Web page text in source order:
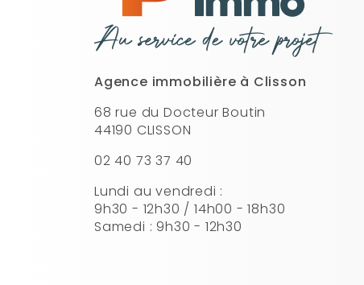
Agence immobilière à Clisson
68 rue du Docteur Boutin
44190 CLISSON
02 40 73 37 40
Lundi au vendredi :
9h30 - 12h30 / 14h00 - 18h30
Samedi : 9h30 - 12h30